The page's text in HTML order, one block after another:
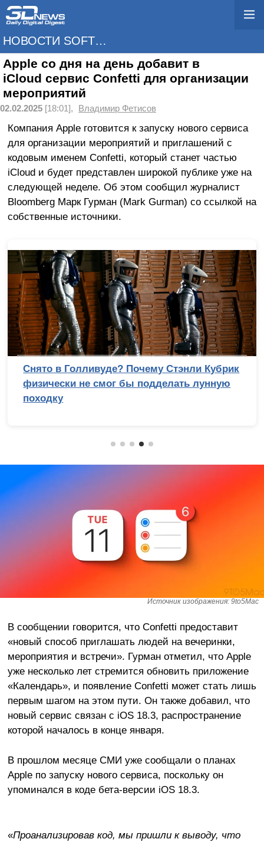
НОВОСТИ SOFTWARE
Apple со дня на день добавит в
iCloud сервис Confetti для организации
мероприятий
02.02.2025 [18:01], Владимир Фетисов
Компания Apple готовится к запуску нового сервиса
для организации мероприятий и приглашений с
кодовым именем Confetti, который станет частью
iCloud и будет представлен широкой публике уже на
следующей неделе. Об этом сообщил журналист
Bloomberg Марк Гурман (Mark Gurman) со ссылкой на
собственные источники.
Снято в Голливуде? Почему Стэнли Кубрик
физически не смог бы подделать лунную
походку
Источник изображения: 9to5Mac
В сообщении говорится, что Confetti предоставит
«новый способ приглашать людей на вечеринки,
мероприятия и встречи». Гурман отметил, что Apple
уже несколько лет стремится обновить приложение
«Календарь», и появление Confetti может стать лишь
первым шагом на этом пути. Он также добавил, что
новый сервис связан с iOS 18.3, распространение
которой началось в конце января.
В прошлом месяце СМИ уже сообщали о планах
Apple по запуску нового сервиса, поскольку он
упоминался в коде бета-версии iOS 18.3.
«Проанализировав код, мы пришли к выводу, что